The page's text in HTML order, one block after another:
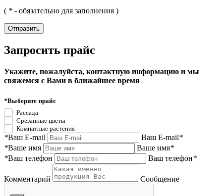
( * - обязательно для заполнения )
Запросить прайс
Укажите, пожалуйста, контактную информацию и мы
свяжемся с Вами в ближайшее время
*Выберите прайс
Рассада
Срезанные цветы
Комнатные растения
*Ваш E-mail Ваш E-mail*
*Ваше имя Ваше имя*
*Ваш телефон Ваш телефон*
Комментарий Сообщение